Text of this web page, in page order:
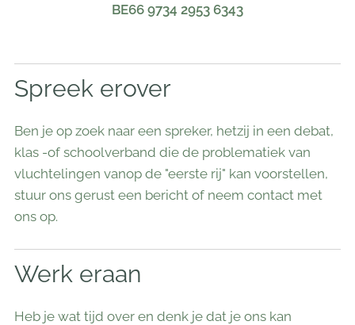
BE66 9734 2953 6343
Spreek erover
Ben je op zoek naar een spreker, hetzij in een debat,
klas -of schoolverband die de problematiek van
vluchtelingen vanop de "eerste rij" kan voorstellen,
stuur ons gerust een bericht of neem contact met
ons op.
Werk eraan
Heb je wat tijd over en denk je dat je ons kan